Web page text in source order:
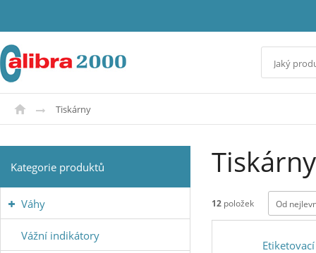
Tiskárny
Tiskárny
12 položek Od
Kategorie produktů
Váhy
Vážní indikátory